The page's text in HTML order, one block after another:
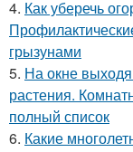
4. Как уберечь
грызунами
5. На окне
растения.
полный список
6. Какие